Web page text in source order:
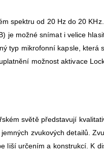
spektru od 20 Hz do 20
je možné snímat i velice
typ mikrofonní kapsle, která
možnost aktivace
světě představují
zvukových detailů.
liší určením a konstrukcí. K